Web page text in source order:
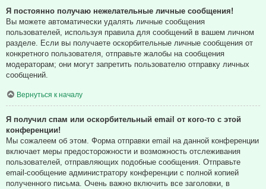
Я постоянно получаю нежелательные личные сообщения!
Вы можете автоматически удалять личные сообщения
пользователей, используя правила для сообщений в вашем личном
разделе. Если вы получаете оскорбительные личные сообщения от
конкретного пользователя, отправьте жалобы на сообщения
модераторам; они могут запретить пользователю отправку личных
сообщений.
Вернуться к началу
Я получил спам или оскорбительный email от кого-то с этой
конференции!
Мы сожалеем об этом. Форма отправки email на данной конференции
включает меры предосторожности и возможность отслеживания
пользователей, отправляющих подобные сообщения. Отправьте
email-сообщение администратору конференции с полной копией
полученного письма. Очень важно включить все заголовки, в